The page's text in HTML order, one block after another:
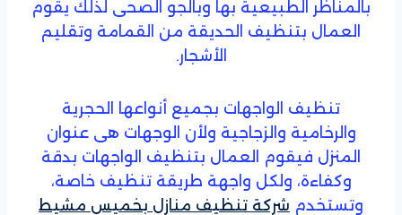
بالمناظر الطبيعية بها وبالجو الصحى لذلك يقوم
العمال بتنظيف الحديقة من القمامة وتقليم
الأشجار.
تنظيف الواجهات بجميع أنواعها الحجرية
والرخامية والزجاجية ولأن الوجهات هى عنوان
المنزل فيقوم العمال بتنظيف الواجهات بدقة
وكفاءة، ولكل واجهة طريقة تنظيف خاصة،
وتستخدم شركة تنظيف منازل بخميس مشيط